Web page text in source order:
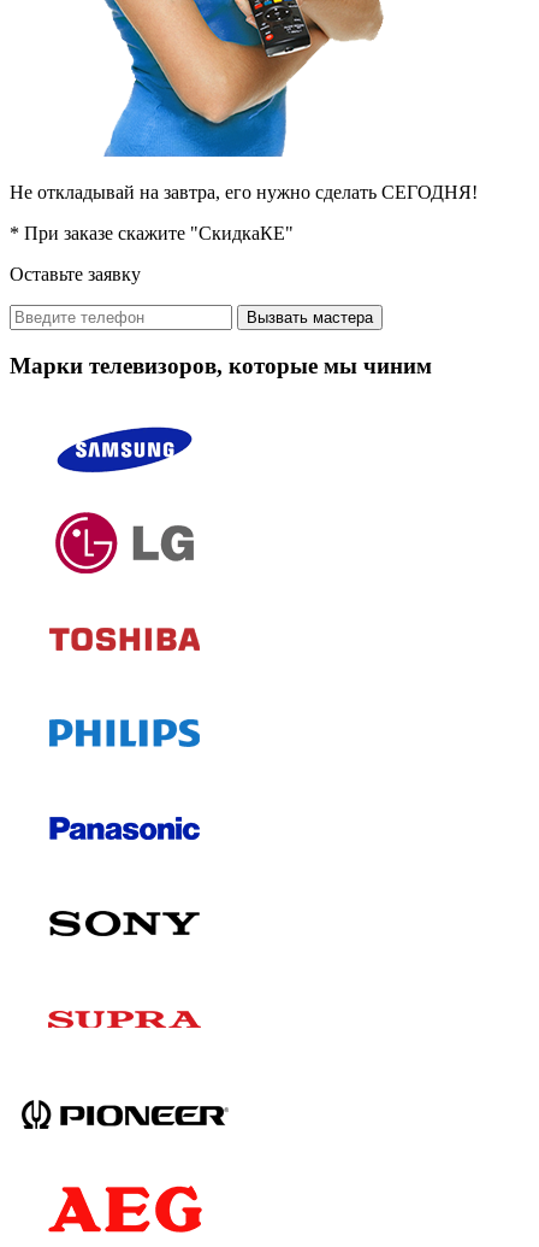
Не откладывай на завтра, его нужно сделать СЕГОДНЯ!
* При заказе скажите "СкидкаКЕ"
Оставьте заявку
Вызвать мастера
Марки телевизоров, которые мы чиним